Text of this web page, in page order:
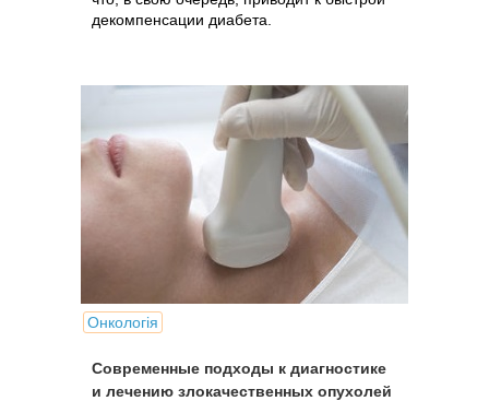
декомпенсации диабета.
Онкологія
Современные подходы к диагностике
и лечению злокачественных опухолей